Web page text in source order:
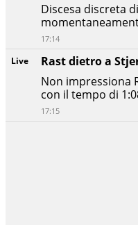
Live
Rast dietro a
Non impressiona
con il tempo di
17:15
Discesa discreta
17:14